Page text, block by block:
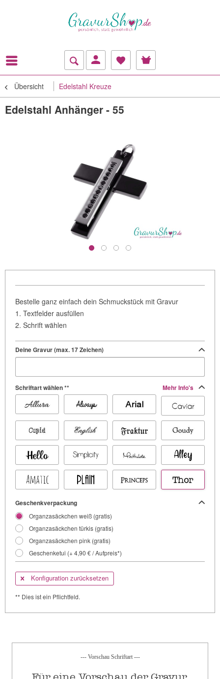
Übersicht Edelstahl Kreuze
Edelstahl Anhänger - 55
Bestelle ganz einfach dein Schmuckstück mit Gravur
1. Textfelder ausfüllen
2. Schrift wählen
Deine Gravur (max. 17 Zeichen)
Schriftart wählen ** Mehr Info's
Geschenkverpackung
Organzasäckchen weiß (gratis)
Organzasäckchen türkis (gratis)
Organzasäckchen pink (gratis)
Geschenketui (+ 4,90 € / Aufpreis*)
Konfiguration zurücksetzen
** Dies ist ein Pflichtfeld.
--- Vorschau Schriftart ---